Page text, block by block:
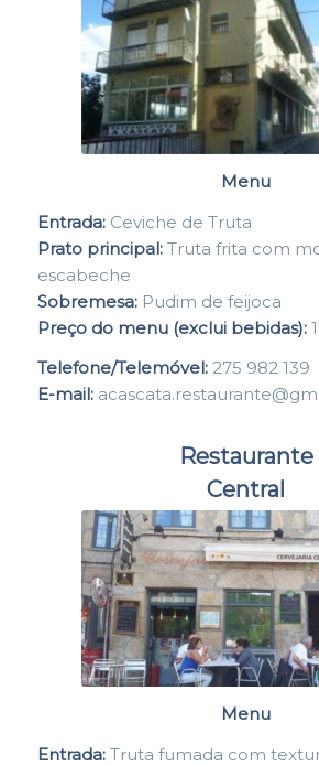
Menu
Entrada: Ceviche de Truta
Prato principal: Truta frita com
escabeche
Sobremesa: Pudim de feijoca
Preço do menu (exclui bebidas):
Telefone/Telemóvel:275 982 139
E-mail:
Restaurante
Central
Menu
Entrada:Truta fumada com